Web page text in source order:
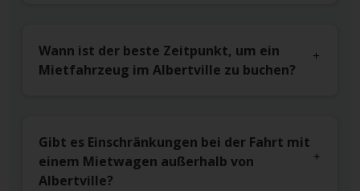
Wann ist der beste Zeitpunkt, um ein
Mietfahrzeug im Albertville zu buchen?
Gibt es Einschränkungen bei der Fahrt mit
einem Mietwagen außerhalb von
Albertville?